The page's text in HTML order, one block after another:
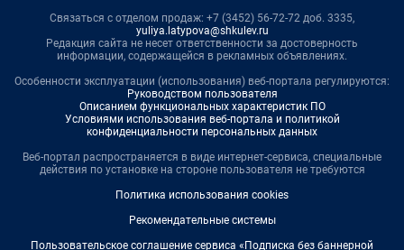
Связаться с отделом продаж: +7 (3452) 56-72-72 доб. 3335,
yuliya.latypova@shkulev.ru
Редакция сайта не несет ответственности за достоверность
информации, содержащейся в рекламных объявлениях.
Особенности эксплуатации (использования) веб-портала регулируются:
Руководством пользователя
Описанием функциональных характеристик ПО
Условиями использования веб-портала и политикой
конфиденциальности персональных данных
Веб-портал распространяется в виде интернет-сервиса, специальные
действия по установке на стороне пользователя не требуются
Политика использования cookies
Рекомендательные системы
Пользовательское соглашение сервиса «Подписка без баннерной